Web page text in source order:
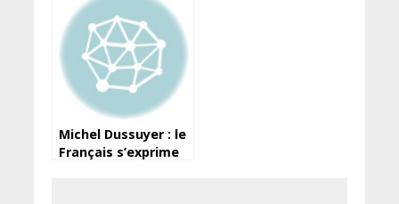
Michel Dussuyer : le
Français s’exprime